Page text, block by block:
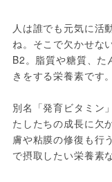
人は誰でも元気に活
ね。そこで欠かせな
B2。脂質や糖質、た
きをする栄養素です。
別名「発育ビタミン
たしたちの成長に欠
膚や粘膜の修復も行
で摂取したい栄養素